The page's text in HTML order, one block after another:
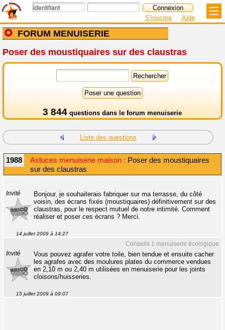
FORUM MENUISERIE
S'inscrire Aide
Poser des moustiquaires sur des claustras
3 844 questions dans le forum menuiserie
Liste des questions
1988 Astuces menuiserie maison : Poser des moustiquaires
sur des claustras
Invité
Bonjour, je souhaiterais fabriquer sur ma terrasse, du côté
voisin, des écrans fixés (moustiquaires) définitivement sur des
claustras, pour le respect mutuel de notre intimité. Comment
réaliser et poser ces écrans ? Merci.
14 juillet 2009 à 14:27
Conseils 1 menuiserie écologique
Invité
Vous pouvez agrafer votre toile, bien tendue et ensuite cacher
les agrafes avec des moulures plates du commerce vendues
en 2,10 m ou 2,40 m utilisées en menuiserie pour les joints
cloisons/huisseries.
15 juillet 2009 à 09:07